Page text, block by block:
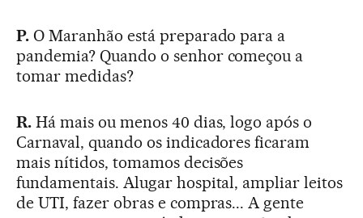
P.O Maranhão está preparado para a
pandemia? Quando o senhor começou a
tomar medidas?
R. Há mais ou menos 40 dias, logo após o
Carnaval, quando os indicadores ficaram
mais nítidos, tomamos decisões
fundamentais. Alugar hospital, ampliar leitos
de UTI, fazer obras e compras... A gente